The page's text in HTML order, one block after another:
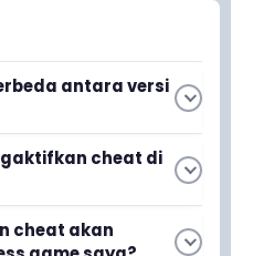
antara versi
City memiliki
yang
input method
kontrol masing-
cheat di
dengan mengetik
bermain game.
cheat akan